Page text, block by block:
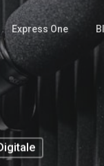
Express One